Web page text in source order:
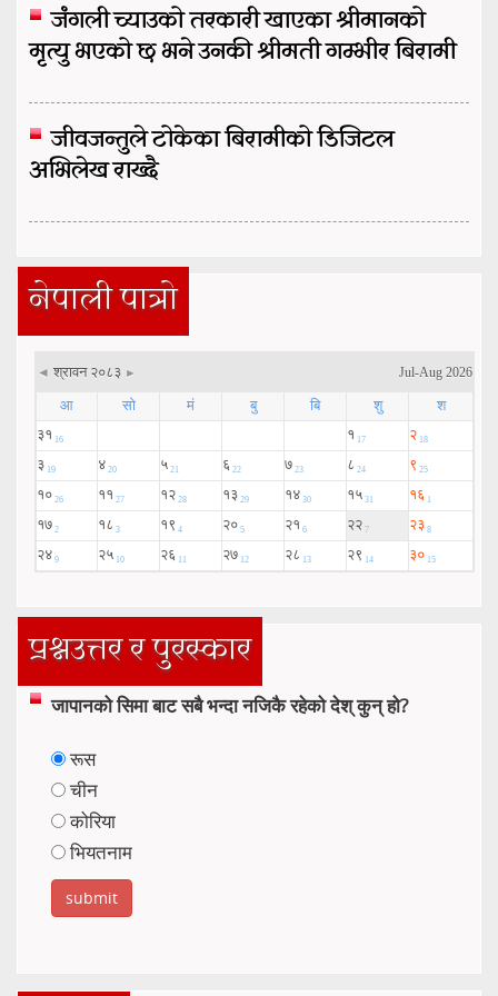
जंगली च्याउको तरकारी खाएका श्रीमानको
मृत्यु भएको छ भने उनकी श्रीमती गम्भीर बिरामी
जीवजन्तुले टोकेका बिरामीको डिजिटल
अभिलेख राख्दै
नेपाली पात्रो
प्रश्नउत्तर र पुरस्कार
जापानको सिमा बाट सबै भन्दा नजिकै रहेको देश् कुन् हो?
रूस
चीन
कोरिया
भियतनाम